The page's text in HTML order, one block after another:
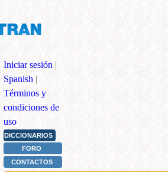
Iniciar sesión |
Spanish |
Términos y
condiciones de
uso
DICCIONARIOS
FORO
CONTACTOS